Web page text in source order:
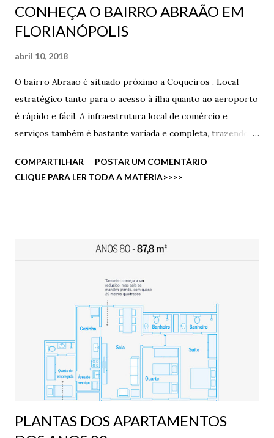
CONHEÇA O BAIRRO ABRAÃO EM
FLORIANÓPOLIS
abril 10, 2018
O bairro Abraão é situado próximo a Coqueiros . Local
estratégico tanto para o acesso à ilha quanto ao aeroporto
é rápido e fácil. A infraestrutura local de comércio e
serviços também é bastante variada e completa, trazendo
Gastronômica, sem mencionar a presença do charmoso
Parque de Coqueiros e as vistas inigualáveis da baía. Além
COMPARTILHAR
POSTAR UM COMENTÁRIO
CLIQUE PARA LER TODA A MATÉRIA>>>>
PLANTAS DOS APARTAMENTOS